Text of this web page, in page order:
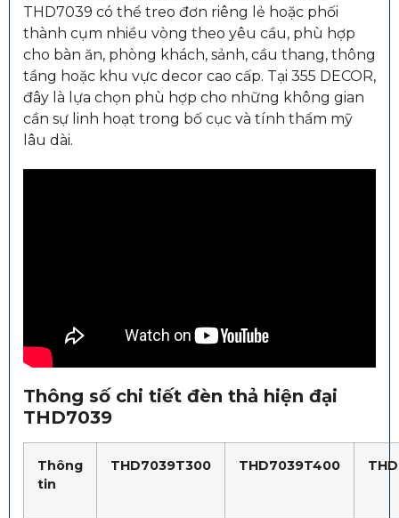
THD7039 có thể treo đơn riêng lẻ hoặc phối
thành cụm nhiều vòng theo yêu cầu, phù hợp
cho bàn ăn, phòng khách, sảnh, cầu thang, thông
tầng hoặc khu vực decor cao cấp. Tại 355 DECOR,
đây là lựa chọn phù hợp cho những không gian
cần sự linh hoạt trong bố cục và tính thẩm mỹ
lâu dài.
Thông số chi tiết đèn thả hiện đại
THD7039
Thông
tin
THD7039T300 THD7039T400